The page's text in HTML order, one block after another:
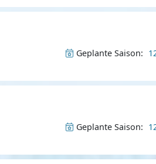
Geplante Saison:
Geplante Saison: